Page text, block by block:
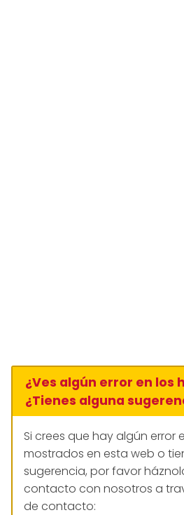
¿Ves algún error en los
¿Tienes alguna
Si crees que hay algún error
mostrados en esta web o
sugerencia, por favor
contacto con nosotros a
de contacto: